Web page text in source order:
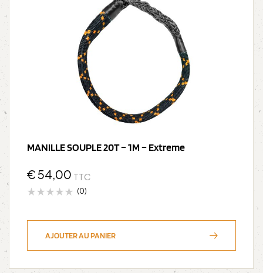
MANILLE SOUPLE 20T – 1M – Extreme
€54,00 TTC
(0)
AJOUTER AU PANIER